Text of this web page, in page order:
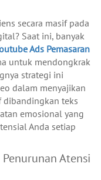
secara masif pada
Saat ini, banyak
Ads Pemasaran
untuk mendongkrak
strategi ini
dalam menyajikan
dibandingkan teks
emosional yang
Anda setiap
Atensi